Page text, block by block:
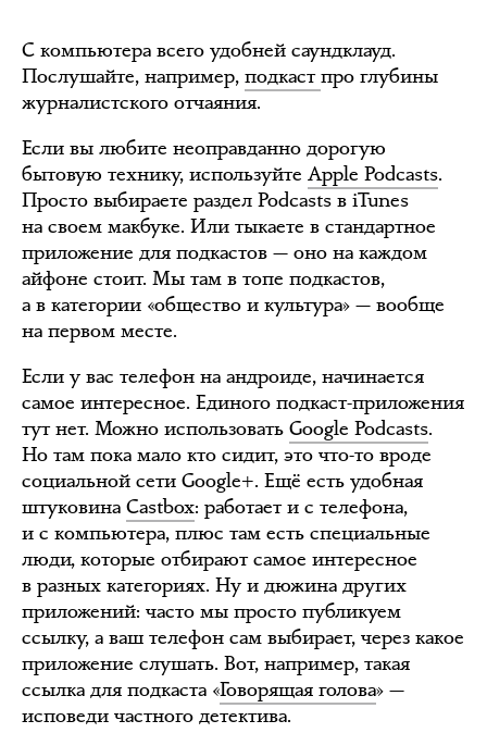
С компьютера всего удобней саундклауд.
Послушайте, например, подкастпро глубины
журналистского отчаяния.
Если вы любите неоправданно дорогую
бытовую технику, используйте Apple Podcasts.
Просто выбираете раздел Podcasts в iTunes
на своем макбуке. Или тыкаете в стандартное
приложение для подкастов — оно на каждом
айфоне стоит. Мы там в топе подкастов,
а в категории «общество и культура» — вообще
на первом месте.
Если у вас телефон на андроиде, начинается
самое интересное. Единого подкаст-приложения
тут нет. Можно использовать Google Podcasts.
Но там пока мало кто сидит, это что-то вроде
социальной сети Google+. Ещё есть удобная
штуковина Castbox: работает и с телефона,
и с компьютера, плюс там есть специальные
люди, которые отбирают самое интересное
в разных категориях. Ну и дюжина других
приложений: часто мы просто публикуем
ссылку, а ваш телефон сам выбирает, через какое
приложение слушать. Вот, например, такая
ссылка для подкаста «Говорящая голова» —
исповеди частного детектива.